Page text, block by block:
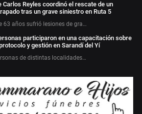
Carlos Reyles coordinó el rescate de un
tras un grave siniestro en Ruta 5
63 años sufrió lesiones de gra…
participaron en una capacitación sobre
y gestión en Sarandí del Yí
de distintas localidades…